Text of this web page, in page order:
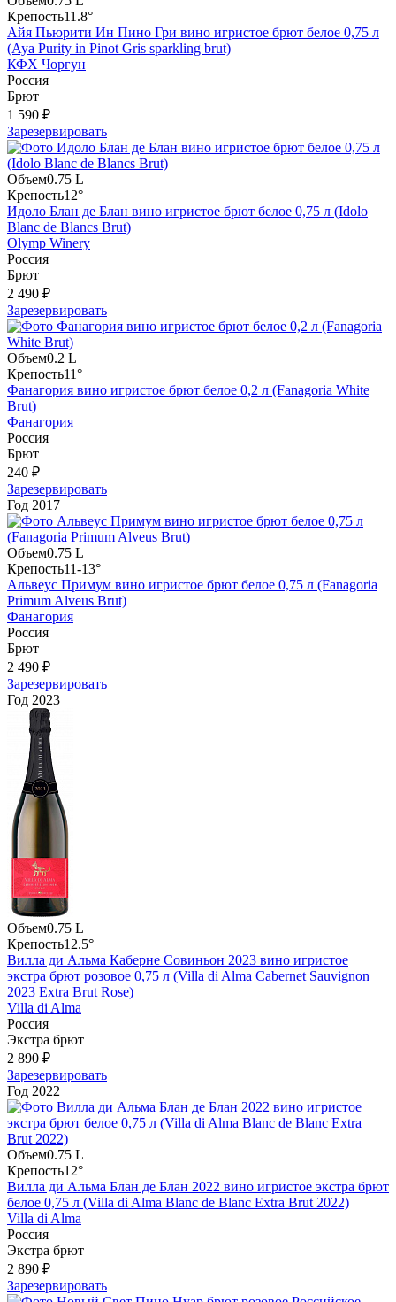
Крепость11.8°
Айя Пьюрити Ин Пино Гри вино игристое брют белое 0,75 л
(Aya Purity in Pinot Gris sparkling brut)
КФХ Чоргун
Россия
Брют
1 590 ₽
Зарезервировать
Объем0.75 L
Крепость12°
Идоло Блан де Блан вино игристое брют белое 0,75 л (Idolo
Blanc de Blancs Brut)
Olymp Winery
Россия
Брют
2 490 ₽
Зарезервировать
Объем0.2 L
Крепость11°
Фанагория вино игристое брют белое 0,2 л (Fanagoria White
Brut)
Фанагория
Россия
Брют
240 ₽
Зарезервировать
Год 2017
Объем0.75 L
Крепость11-13°
Альвеус Примум вино игристое брют белое 0,75 л (Fanagoria
Primum Alveus Brut)
Фанагория
Россия
Брют
2 490 ₽
Зарезервировать
Год 2023
Объем0.75 L
Крепость12.5°
Вилла ди Альма Каберне Совиньон 2023 вино игристое
экстра брют розовое 0,75 л (Villa di Alma Cabernet Sauvignon
2023 Extra Brut Rose)
Villa di Alma
Россия
Экстра брют
2 890 ₽
Зарезервировать
Год 2022
Объем0.75 L
Крепость12°
Вилла ди Альма Блан де Блан 2022 вино игристое экстра брют
белое 0,75 л (Villa di Alma Blanc de Blanc Extra Brut 2022)
Villa di Alma
Россия
Экстра брют
2 890 ₽
Зарезервировать